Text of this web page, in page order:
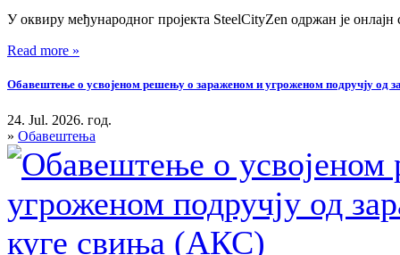
У оквиру међународног пројекта SteelCityZen одржан је
Read more »
Обавештење о усвојеном решењу о зараженом и угроженом подручју од
24. Jul. 2026. год.
» Обавештења